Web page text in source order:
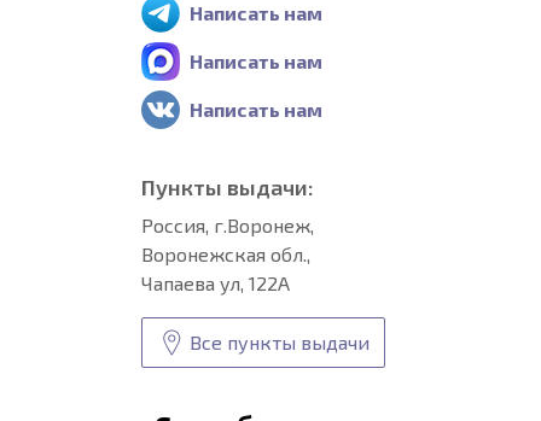
Написать нам
Написать нам
Написать нам
Пункты выдачи:
Россия, г.Воронеж,
Воронежская обл.,
Чапаева ул, 122А
Все пункты выдачи